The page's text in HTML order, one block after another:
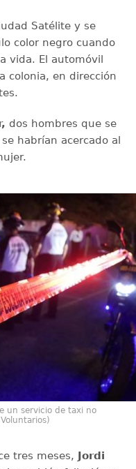
Satélite y se
color negro cuando
vida. El automóvil
colonia, en dirección
dos hombres que se
habrían acercado al
un servicio de taxi no
tres meses, Jordi